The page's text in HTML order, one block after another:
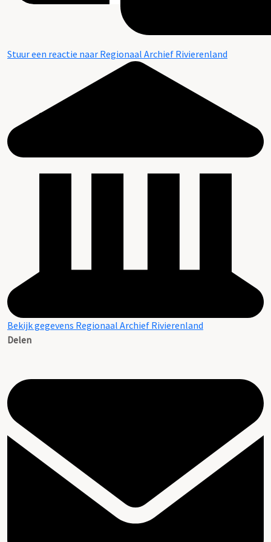
Stuur een reactie naar Regionaal Archief Rivierenland
Bekijk gegevens Regionaal Archief Rivierenland
Delen